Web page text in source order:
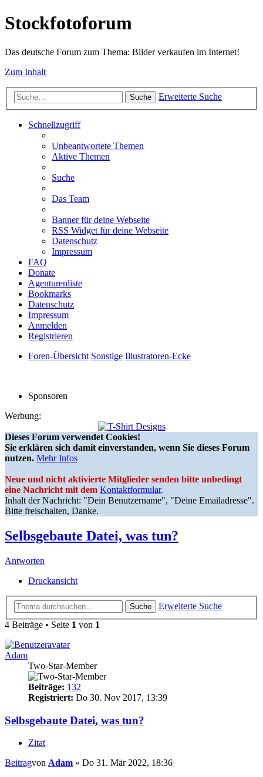
Stockfotoforum
Das deutsche Forum zum Thema: Bilder verkaufen im Internet!
Zum Inhalt
Suche Erweiterte Suche
Schnellzugriff
Unbeantwortete Themen
Aktive Themen
Suche
Das Team
Banner für deine Webseite
RSS Widget für deine Webseite
Datenschutz
Impressum
FAQ
Donate
Agenturenliste
Bookmarks
Datenschutz
Impressum
Anmelden
Registrieren
Foren-Übersicht Sonstige Illustratoren-Ecke
Sponsoren
Werbung:
Dieses Forum verwendet Cookies!
Sie erklären sich damit einverstanden, wenn Sie dieses Forum
nutzen. Mehr Infos
Neue und nicht aktivierte Mitglieder senden bitte unbedingt
eine Nachricht mit dem Kontaktformular.
Inhalt der Nachricht: "Dein Benutzername", "Deine Emailadresse".
Bitte freischalten, Danke.
Selbsgebaute Datei, was tun?
Antworten
Druckansicht
Suche
Erweiterte Suche
4 Beiträge • Seite 1 von 1
Adam
Two-Star-Member
Beiträge: 132
Registriert: Do 30. Nov 2017, 13:39
Selbsgebaute Datei, was tun?
Zitat
Beitragvon Adam » Do 31. Mär 2022, 18:36